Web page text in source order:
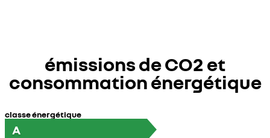
émissions de CO2 et
consommation énergétique
classe énergétique
A